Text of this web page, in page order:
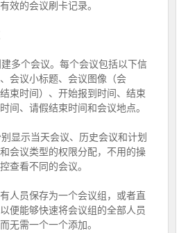
效的会议刷卡记录。
多个会议。每个会议包括以下信
会议小标题、会议图像（会
束时间）、开始报到时间、结束
间、请假结束时间和会议地点。
显示当天会议、历史会议和计划
会议类型的权限分配，不用的操
查看不同的会议。
人员保存为一个会议组，或者直
便能够快速将会议组的全部人员
无需一个一个添加。